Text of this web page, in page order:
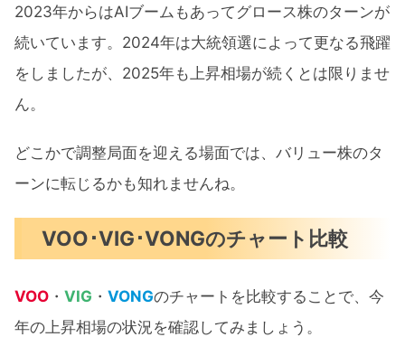
2023年からはAIブームもあってグロース株のターンが
続いています。2024年は大統領選によって更なる飛躍
をしましたが、2025年も上昇相場が続くとは限りませ
ん。
どこかで調整局面を迎える場面では、バリュー株のタ
ーンに転じるかも知れませんね。
VOO･VIG･VONGのチャート比較
VOO ・ VIG ・ VONGのチャートを比較することで、今
年の上昇相場の状況を確認してみましょう。